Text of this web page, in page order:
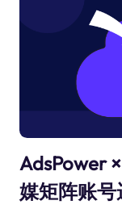
AdsPower
媒矩阵账